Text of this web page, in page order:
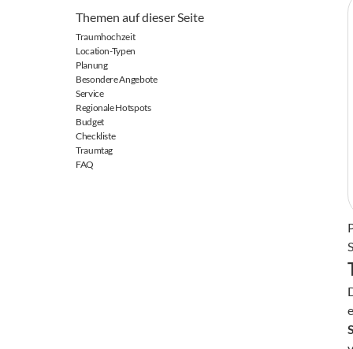
Themen auf dieser Seite
Traumhochzeit
Location-Typen
Planung
Besondere Angebote
Service
Regionale Hotspots
Budget
Checkliste
Traumtag
FAQ